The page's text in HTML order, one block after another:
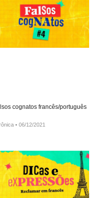
cognatos francês/português
06/12/2021